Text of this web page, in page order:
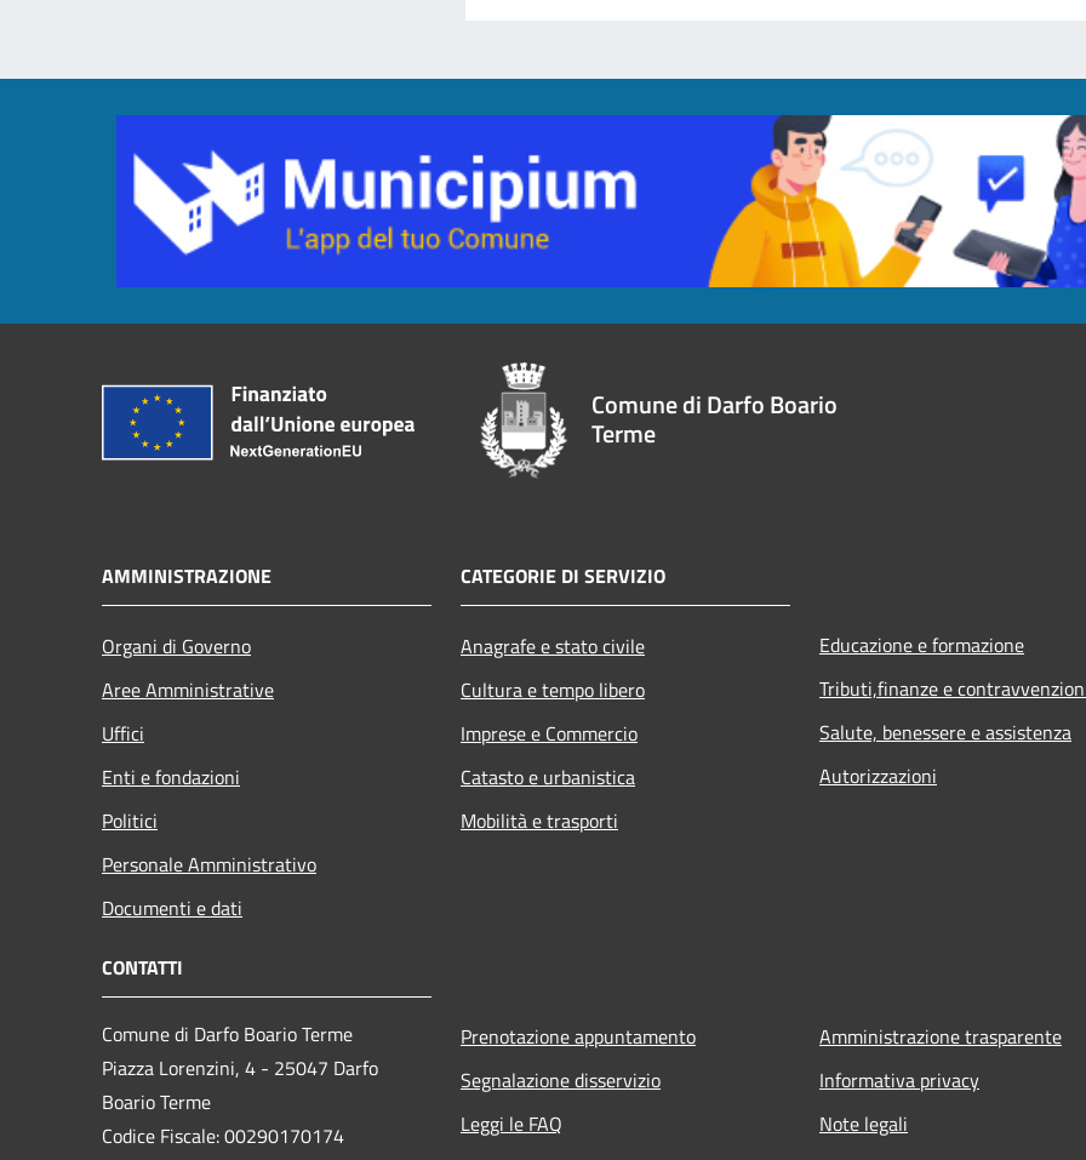
Comune di Darfo Boario
Terme
AMMINISTRAZIONE
Organi di Governo
Aree Amministrative
Uffici
Enti e fondazioni
Politici
Personale Amministrativo
Documenti e dati
CATEGORIE DI SERVIZIO
Anagrafe e stato civile
Cultura e tempo libero
Imprese e Commercio
Catasto e urbanistica
Mobilità e trasporti
Educazione e formazione
Tributi,finanze e
Salute, benessere e assistenza
Autorizzazioni
CONTATTI
Comune di Darfo Boario Terme
Piazza Lorenzini, 4 - 25047 Darfo
Boario Terme
Codice Fiscale: 00290170174
Prenotazione appuntamento
Segnalazione disservizio
Leggi le FAQ
Amministrazione trasparente
Informativa privacy
Note legali